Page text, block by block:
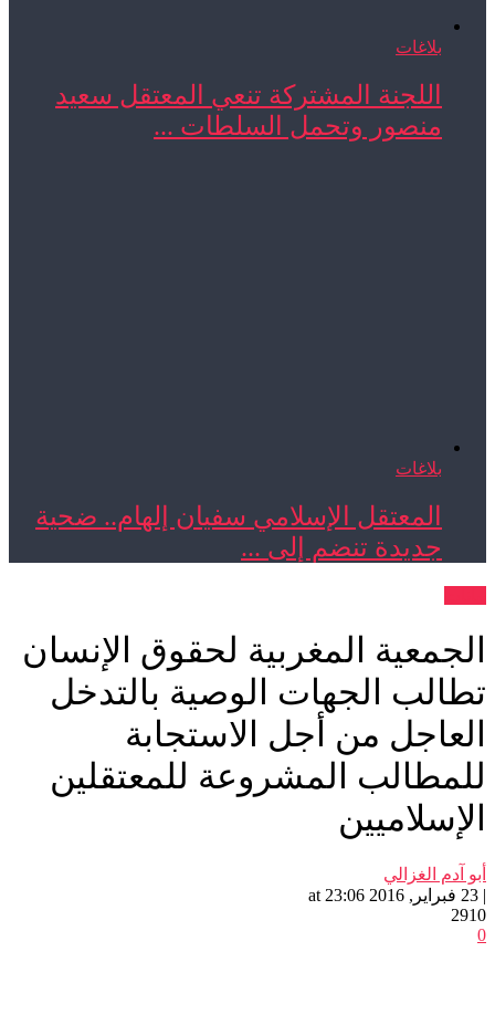
بلاغات
اللجنة المشتركة تنعي المعتقل سعيد
منصور وتحمل السلطات ...
بلاغات
المعتقل الإسلامي سفيان إلهام.. ضحية
جديدة تنضم إلى ...
الجمعية المغربية لحقوق الإنسان
تطالب الجهات الوصية بالتدخل
العاجل من أجل الاستجابة
للمطالب المشروعة للمعتقلين
الإسلاميين
أبو آدم الغزالي
| 23 فبراير, 2016 at 23:06
2910
0